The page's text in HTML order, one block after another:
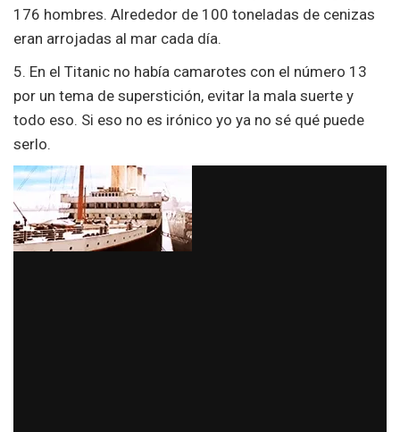
176 hombres. Alrededor de 100 toneladas de cenizas
eran arrojadas al mar cada día.
5. En el Titanic no había camarotes con el número 13
por un tema de superstición, evitar la mala suerte y
todo eso. Si eso no es irónico yo ya no sé qué puede
serlo.